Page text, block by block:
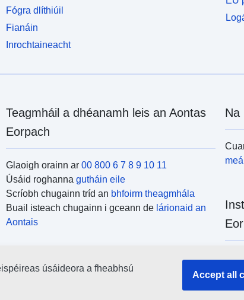
Fógra dlíthiúil
Fianáin
Inrochtaineacht
Teagmháil a dhéanamh leis an Aontas
Eorpach
Glaoigh orainn ar 00 800 6 7 8 9 10 11
Úsáid roghanna gutháin eile
Scríobh chugainn tríd an bhfoirm theagmhála
Buail isteach chugainn i gceann de lárionaid an
Aontais
Na
uile
úsáideora a fheabhsú
Accept all